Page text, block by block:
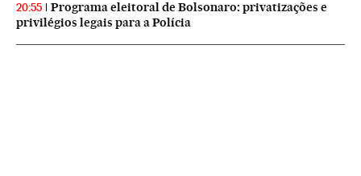
20:55
Programa eleitoral de Bolsonaro: privatizações e
privilégios legais para a Polícia